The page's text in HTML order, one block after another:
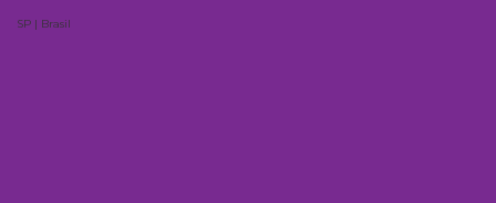
SP | Brasil